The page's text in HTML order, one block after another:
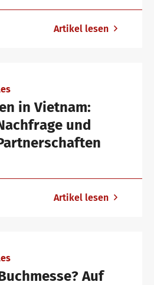
Artikel lesen
in Vietnam:
und
Artikel lesen
Auf